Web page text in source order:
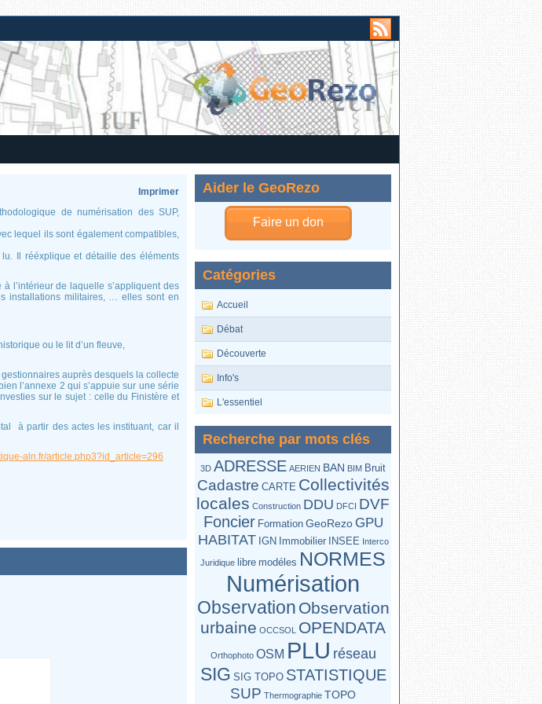
Aider le GeoRezo
Faire un don
Catégories
Accueil
Débat
Découverte
Info's
L'essentiel
Recherche par mots clés
3D ADRESSE AERIEN BAN BIM Bruit
Cadastre CARTE Collectivités
locales Construction DDU DFCI DVF
Foncier Formation GeoRezo GPU
HABITAT IGN Immobilier INSEE Interco
Juridique libre modéles NORMES
Numérisation
Observation Observation
urbaine OCCSOL OPENDATA
Orthophoto OSM PLU réseau
SIG SIG TOPO STATISTIQUE
SUP Thermographie TOPO
Imprimer
de numérisation des SUP,
lequel ils sont également compatibles,
lu. Il rééxplique et détaille des éléments
l’intérieur de laquelle s’appliquent des
installations militaires, … elles sont en
ou le lit d’un fleuve,
auprès desquels la collecte
l’annexe 2 qui s’appuie sur une série
sur le sujet : celle du Finistère et
à partir des actes les instituant, car il
aln.fr/article.php3?id_article=296